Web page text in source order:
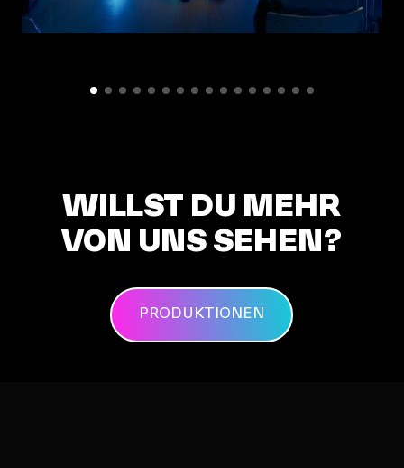
WILLST DU MEHR
VON UNS SEHEN?
PRODUKTIONEN